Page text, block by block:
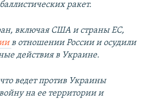
ракет.
включая США и страны ЕС,
в отношении России и осудили
действия в Украине.
ведет против Украины
на ее территории и